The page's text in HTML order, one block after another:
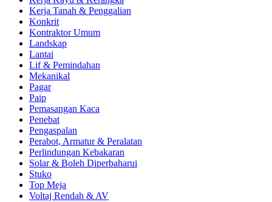
Kerja Tanah & Penggalian
Konkrit
Kontraktor Umum
Landskap
Lantai
Lif & Pemindahan
Mekanikal
Pagar
Paip
Pemasangan Kaca
Penebat
Pengaspalan
Perabot, Armatur & Peralatan
Perlindungan Kebakaran
Solar & Boleh Diperbaharui
Stuko
Top Meja
Voltaj Rendah & AV